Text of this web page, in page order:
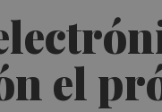
el